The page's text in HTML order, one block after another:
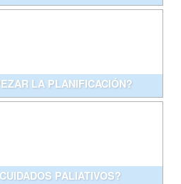
LA PLANIFICACIÓN?
PALIATIVOS?